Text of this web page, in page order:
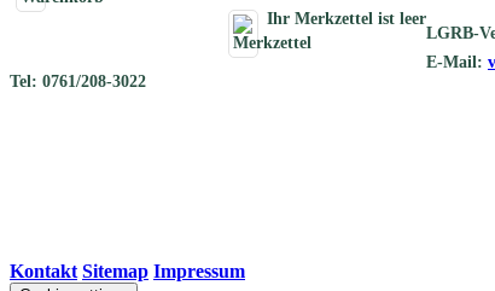
Ihr Merkzettel ist leer
LGRB-
E-Mail:
Tel: 0761/208-3022
Kontakt Sitemap Impressum